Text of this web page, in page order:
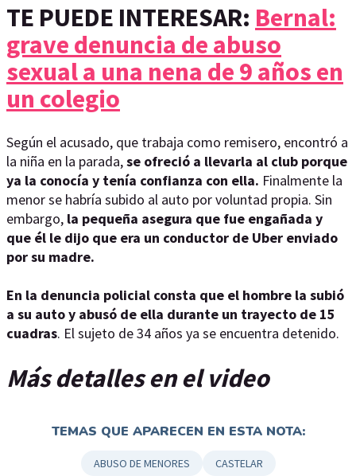
TE PUEDE INTERESAR: Bernal:
grave denuncia de abuso
sexual a una nena de 9 años en
un colegio
Según el acusado, que trabaja como remisero, encontró a
la niña en la parada,se ofreció a llevarla al club porque
ya la conocía y tenía confianza con ella. Finalmente la
menor se habría subido al auto por voluntad propia. Sin
embargo, la pequeña asegura que fue engañada y
que él le dijo que era un conductor de Uber enviado
por su madre.
En la denuncia policial consta que el hombre la subió
a su auto y abusó de ella durante un trayecto de 15
cuadras. El sujeto de 34 años ya se encuentra detenido.
Más detalles en el video
TEMAS QUE APARECEN EN ESTA NOTA:
ABUSO DE MENORES CASTELAR